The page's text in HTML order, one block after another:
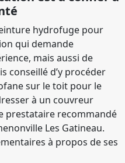
hydrofuge pour
qui demande
mais aussi de
conseillé d’y procéder
sur le toit pour le
à un couvreur
prestataire recommandé
Les Gatineau.
à propos de ses